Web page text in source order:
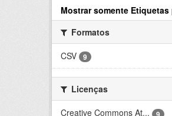
Mostrar somente
Formatos
CSV
9
Licenças
Creative Commons At...